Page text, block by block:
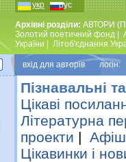
укр рус
Архівні розділи: АВТОРИ
Золотий поетичний фонд
України
Лiтоб'єднання
вхiд для авторiв логін:
Пізнавальні
Цікаві
Літературна
проекти |
Цікавинки і